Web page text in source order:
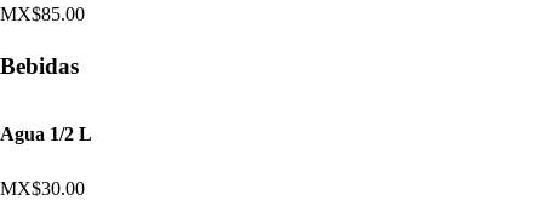
MX$85.00
Bebidas
Agua 1/2 L
MX$30.00